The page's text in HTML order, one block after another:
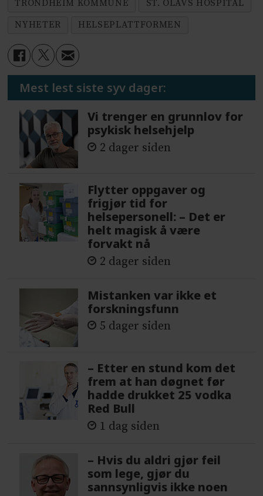
TRONDHEIM KOMMUNE
ST. OLAVS HOSPITAL
NYHETER
HELSEPLATTFORMEN
Mest lest siste syv dager:
Vi trenger en grunnlov for
psykisk helsehjelp
2 dager siden
Flytter oppgaver og
frigjør tid for
helsepersonell: – Det er
helt magisk å være
forvakt nå
2 dager siden
Mistanken var ikke et
forskningsfunn
5 dager siden
– Etter en stund kom det
frem at han døgnet før
hadde drukket 25 vodka
Red Bull
1 dag siden
– Hvis du aldri gjør feil
som lege, gjør du
sannsynligvis ikke noen